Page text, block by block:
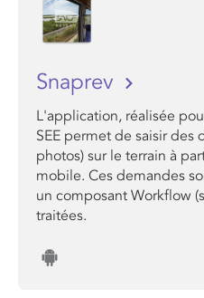
Snaprev
L'application, réalisée
SEE permet de saisir des
photos) sur le terrain à
mobile. Ces demandes
un composant Workflow
traitées.